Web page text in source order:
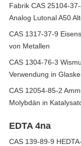
Fabrik CAS 25104-
Analog Lutonal A50
CAS 1317-37-9
von Metallen
CAS 1304-76-3
Verwendung in
CAS 12054-85-2
Molybdän in
EDTA 4na
CAS 139-89-9